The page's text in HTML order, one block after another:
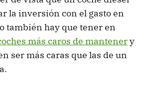
la inversión con el gasto en
también hay que tener en
más caros de mantenery
ser más caras que las de un